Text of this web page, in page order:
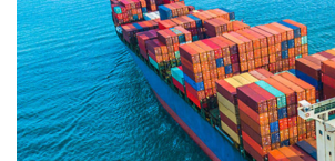
Cây thuốc
Sản phụ khoa
Nhi khoa
Nam khoa
Làm đẹp - giảm cân
Phòng mạch online
Ăn sạch sống khỏe
Blog
Tình yêu